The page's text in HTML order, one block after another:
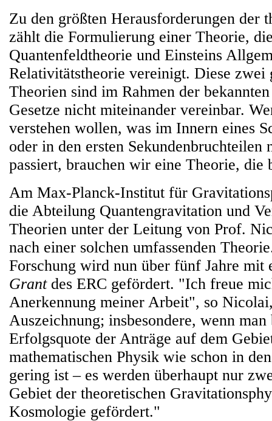
Zu den größten Herausforderungen der
zählt die Formulierung einer Theorie,
Quantenfeldtheorie und Einsteins
Relativitätstheorie vereinigt. Diese zwei
Theorien sind im Rahmen der
Gesetze nicht miteinander vereinbar.
verstehen wollen, was im Innern eines
oder in den ersten Sekundenbruchteilen
passiert, brauchen wir eine Theorie, die
Am Max-Planck-Institut für
die Abteilung Quantengravitation und
Theorien unter der Leitung von Prof.
nach einer solchen umfassenden
Forschung wird nun über fünf Jahre mit
Grantdes ERC gefördert. "Ich freue
Anerkennung meiner Arbeit", so
Auszeichnung; insbesondere, wenn man
Erfolgsquote der Anträge auf dem
mathematischen Physik wie schon in
gering ist – es werden überhaupt nur
Gebiet der theoretischen
Kosmologie gefördert."